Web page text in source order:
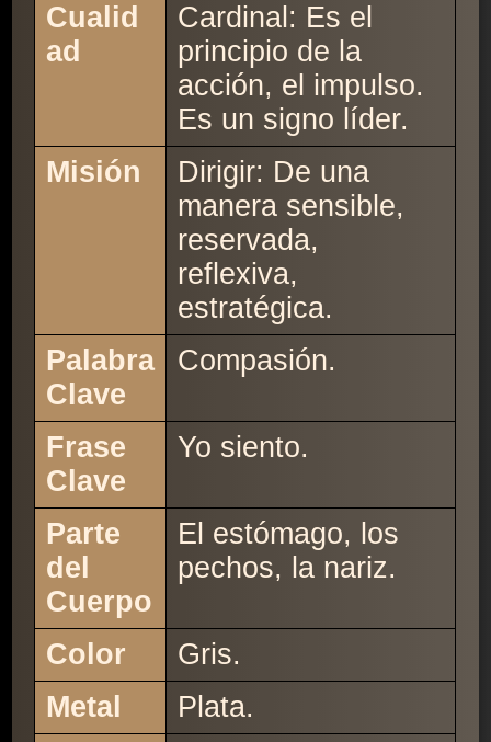
Cualid
ad
Cardinal: Es el
principio de la
acción, el impulso.
Es un signo líder.
Misión
Dirigir: De una
manera sensible,
reservada,
reflexiva,
estratégica.
Palabra
Clave
Compasión.
Frase
Clave
Yo siento.
Parte
del
Cuerpo
El estómago, los
pechos, la nariz.
Color
Gris.
Metal
Plata.